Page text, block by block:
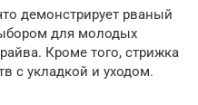
демонстрирует рваный
для молодых
Кроме того, стрижка
с укладкой и уходом.